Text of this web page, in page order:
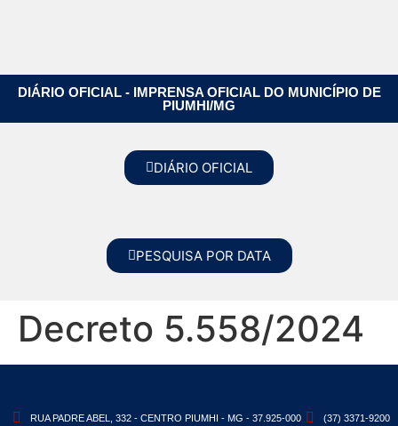
DIÁRIO OFICIAL - IMPRENSA OFICIAL DO MUNICÍPIO DE
PIUMHI/MG
DIÁRIO OFICIAL
PESQUISA POR DATA
Decreto 5.558/2024
RUA PADRE ABEL, 332 - CENTRO PIUMHI - MG - 37.925-000
(37) 3371-9200